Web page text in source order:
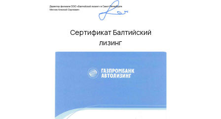
Сертификат Балтийский
лизинг